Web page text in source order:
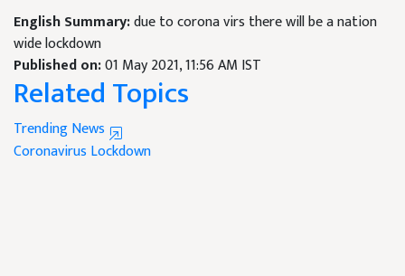
English Summary:due to corona virs there will be a nation
wide lockdown
Published on:01 May 2021, 11:56 AM IST
Related Topics
Trending News
Coronavirus Lockdown